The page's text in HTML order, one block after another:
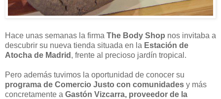
Hace unas semanas la firma The Body Shop nos invitaba a
descubrir su nueva tienda situada en la Estación de
Atocha de Madrid , frente al precioso jardín tropical.
Pero además tuvimos la oportunidad de conocer su
programa de Comercio Justo con comunidades y más
concretamente a Gastón Vizcarra, proveedor de la